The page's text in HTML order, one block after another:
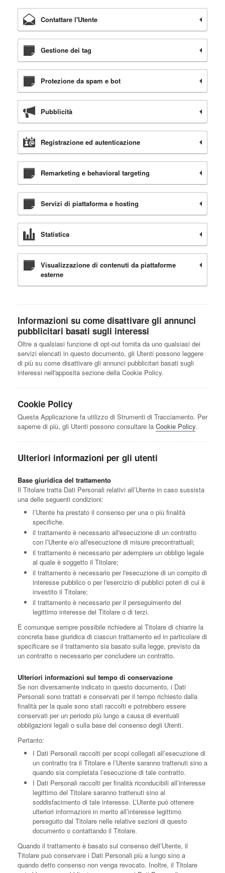
Contattare l'Utente
Gestione dei tag
Protezione da spam e bot
Pubblicità
Registrazione ed autenticazione
Remarketing e behavioral targeting
Servizi di piattaforma e hosting
Statistica
Visualizzazione di contenuti da piattaforme
esterne
Informazioni su come disattivare gli annunci
pubblicitari basati sugli interessi
Oltre a qualsiasi funzione di opt-out fornita da uno qualsiasi dei
servizi elencati in questo documento, gli Utenti possono leggere
di più su come disattivare gli annunci pubblicitari basati sugli
interessi nell'apposita sezione della Cookie Policy.
Cookie Policy
Questa Applicazione fa utilizzo di Strumenti di Tracciamento. Per
saperne di più, gli Utenti possono consultare la Cookie Policy.
Ulteriori informazioni per gli utenti
Base giuridica del trattamento
Il Titolare tratta Dati Personali relativi all’Utente in caso sussista
una delle seguenti condizioni:
l’Utente ha prestato il consenso per una o più finalità
specifiche.
il trattamento è necessario all'esecuzione di un contratto
con l’Utente e/o all'esecuzione di misure precontrattuali;
il trattamento è necessario per adempiere un obbligo legale
al quale è soggetto il Titolare;
il trattamento è necessario per l'esecuzione di un compito di
interesse pubblico o per l'esercizio di pubblici poteri di cui è
investito il Titolare;
il trattamento è necessario per il perseguimento del
legittimo interesse del Titolare o di terzi.
È comunque sempre possibile richiedere al Titolare di chiarire la
concreta base giuridica di ciascun trattamento ed in particolare di
specificare se il trattamento sia basato sulla legge, previsto da
un contratto o necessario per concludere un contratto.
Ulteriori informazioni sul tempo di conservazione
Se non diversamente indicato in questo documento, i Dati
Personali sono trattati e conservati per il tempo richiesto dalla
finalità per la quale sono stati raccolti e potrebbero essere
conservati per un periodo più lungo a causa di eventuali
obbligazioni legali o sulla base del consenso degli Utenti.
Pertanto:
I Dati Personali raccolti per scopi collegati all’esecuzione di
un contratto tra il Titolare e l’Utente saranno trattenuti sino a
quando sia completata l’esecuzione di tale contratto.
I Dati Personali raccolti per finalità riconducibili all’interesse
legittimo del Titolare saranno trattenuti sino al
soddisfacimento di tale interesse. L’Utente può ottenere
ulteriori informazioni in merito all’interesse legittimo
perseguito dal Titolare nelle relative sezioni di questo
documento o contattando il Titolare.
Quando il trattamento è basato sul consenso dell’Utente, il
Titolare può conservare i Dati Personali più a lungo sino a
quando detto consenso non venga revocato. Inoltre, il Titolare